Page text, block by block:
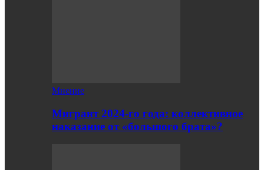
Мнение
Мигрант 2024-го года: коллективное
наказание от «большого брата»?